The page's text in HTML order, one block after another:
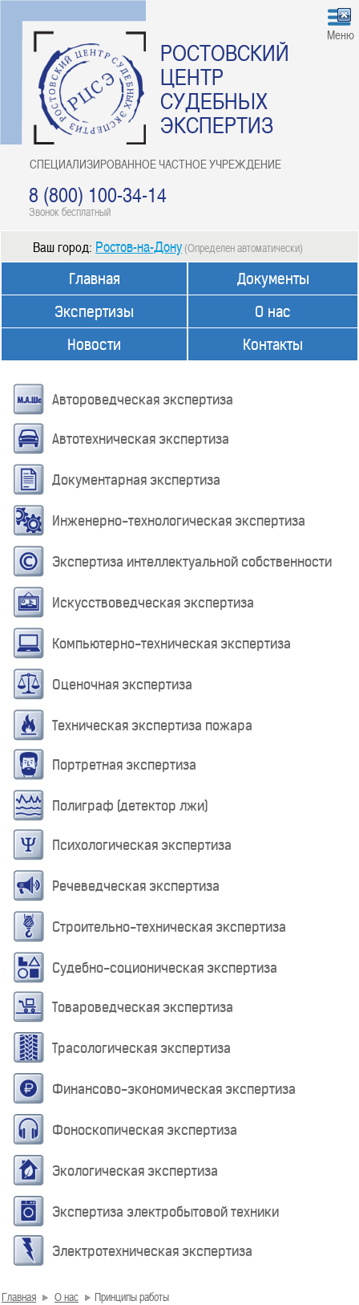
РОСТОВСКИЙ
ЦЕНТР
СУДЕБНЫХ
ЭКСПЕРТИЗ
СПЕЦИАЛИЗИРОВАННОЕ ЧАСТНОЕ УЧРЕЖДЕНИЕ
8 (800) 100-34-14
Звонок бесплатный
Меню
Ваш город: Ростов-на-Дону (Определен автоматически)
Главная
Экспертизы
Новости
Документы
О нас
Контакты
Автороведческая экспертиза
Автотехническая экспертиза
Документарная экспертиза
Инженерно-технологическая экспертиза
Экспертиза интеллектуальной собственности
Искусствоведческая экспертиза
Компьютерно-техническая экспертиза
Оценочная экспертиза
Техническая экспертиза пожара
Портретная экспертиза
Полиграф (детектор лжи)
Психологическая экспертиза
Речеведческая экспертиза
Строительно-техническая экспертиза
Судебно-соционическая экспертиза
Товароведческая экспертиза
Трасологическая экспертиза
Финансово-экономическая экспертиза
Фоноскопическая экспертиза
Экологическая экспертиза
Экспертиза электробытовой техники
Электротехническая экспертиза
Главная О нас Принципы работы